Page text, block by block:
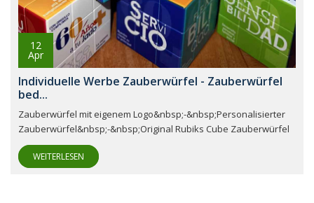
12
Apr
Individuelle Werbe Zauberwürfel - Zauberwürfel
bed...
Zauberwürfel mit eigenem Logo&nbsp;-&nbsp;Personalisierter
Zauberwürfel&nbsp;-&nbsp;Original Rubiks Cube Zauberwürfel
WEITERLESEN